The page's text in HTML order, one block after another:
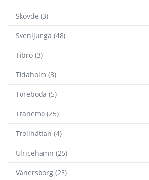
Skövde (3)
Svenljunga (48)
Tibro (3)
Tidaholm (3)
Töreboda (5)
Tranemo (25)
Trollhättan (4)
Ulricehamn (25)
Vänersborg (23)